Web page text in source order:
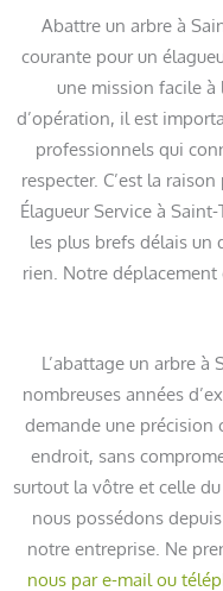
Abattre un arbre à
courante pour un
une mission facile à
d’opération, il est
professionnels qui
respecter. C’est la
Élagueur Service à
les plus brefs délais un
rien. Notre déplacement
L’abattage un arbre
nombreuses années
demande une précision
endroit, sans
surtout la vôtre et celle
nous possédons
notre entreprise. Ne
nous par e-mail ou